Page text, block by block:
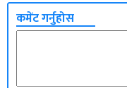
कमेंट गर्नुहोस